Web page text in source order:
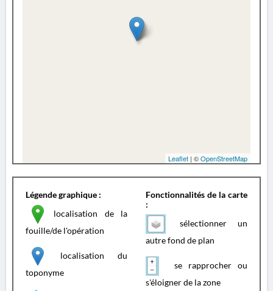
Leaflet | ©OpenStreetMap
Légende graphique :
localisation de la
fouille/de l'opération
localisation du
toponyme
Fonctionnalités de la carte
:
sélectionner un
autre fond de plan
se rapprocher ou
s'éloigner de la zone